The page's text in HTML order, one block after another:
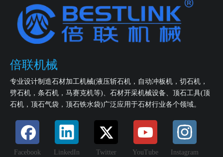
倍联机械
专业设计制造石材加工机械(液压斩石机，自动冲板机，切石机，
劈石机，条石机，马赛克机等)、石材开采机械设备、顶石工具(顶
石机，顶石气袋，顶石铁水袋)广泛应用于石材行业各个领域。
Facebook LinkedIn Twitter YouTube Instagram